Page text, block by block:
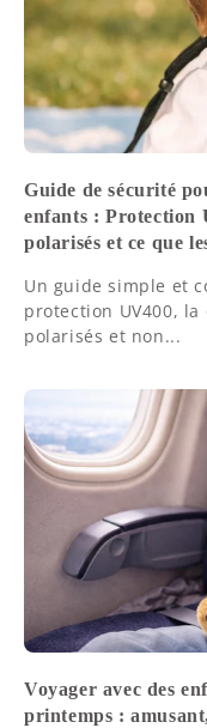
Guide de sécurité
enfants : Protection
polarisés et ce que
Un guide simple et
protection UV400,
polarisés et non...
Voyager avec des
printemps :